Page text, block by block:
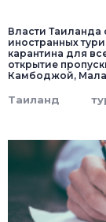
Власти Таиланда
иностранных
карантина для
открытие
Камбоджой,
Таиланд